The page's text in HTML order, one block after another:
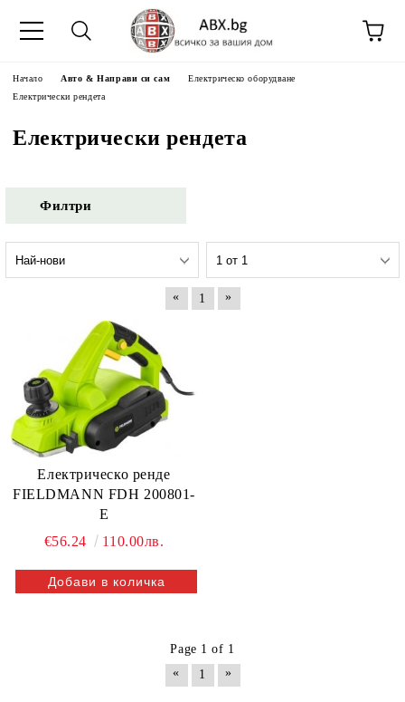
Начало Авто & Направи си сам
Електрическо оборудване
Електрически рендета
Електрически рендета
Филтри
« 1 »
Електрическо ренде
FIELDMANN FDH 200801-
E
€56.24
110.00лв.
Page 1 of 1
«
1 »